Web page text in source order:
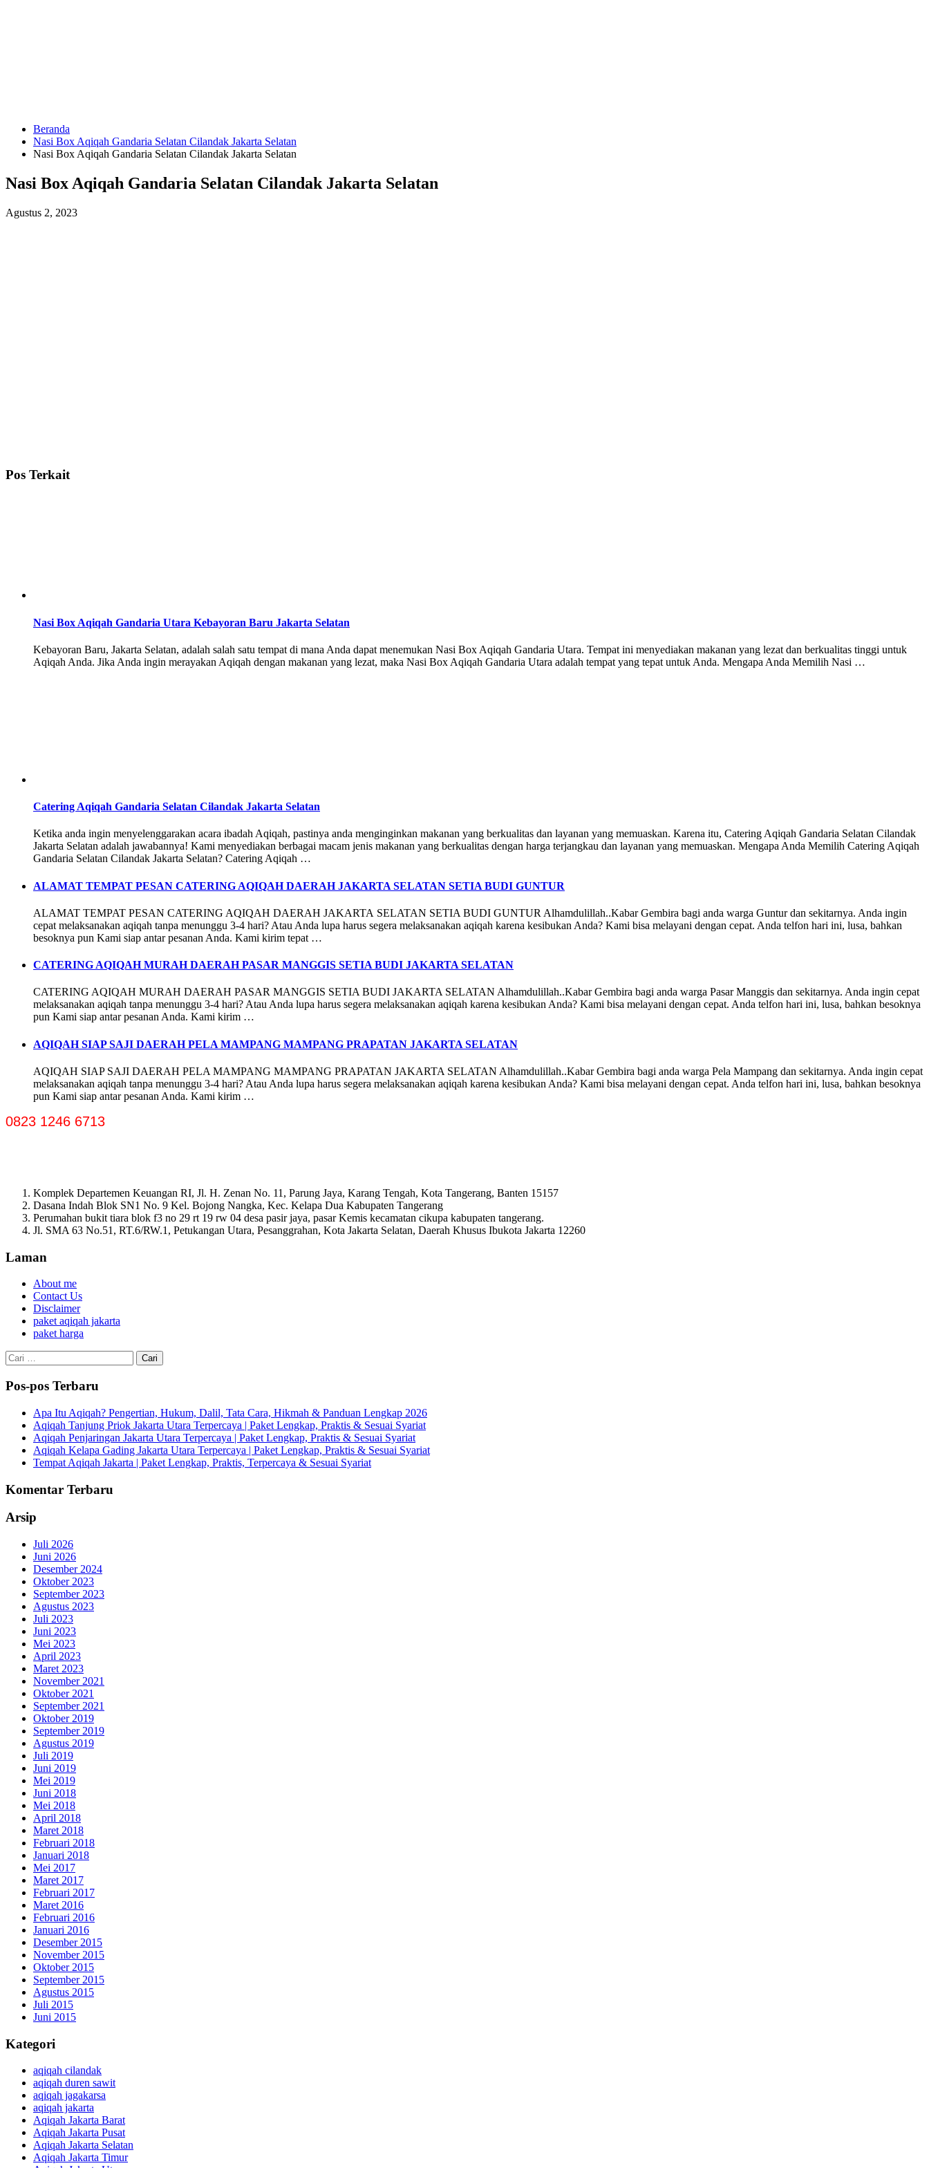
HUBUNGI
KAMI
Beranda
Nasi Box Aqiqah Gandaria Selatan Cilandak Jakarta Selatan
Nasi Box Aqiqah Gandaria Selatan Cilandak Jakarta Selatan
Nasi Box Aqiqah Gandaria Selatan Cilandak Jakarta Selatan
Agustus 2, 2023
Pos Terkait
Nasi Box Aqiqah Gandaria Utara Kebayoran Baru Jakarta Selatan
Kebayoran Baru, Jakarta Selatan, adalah salah satu tempat di mana Anda dapat menemukan Nasi Box Aqiqah Gandaria Utara. Tempat ini menyediakan makanan yang lezat dan berkualitas tinggi untuk
Aqiqah Anda. Jika Anda ingin merayakan Aqiqah dengan makanan yang lezat, maka Nasi Box Aqiqah Gandaria Utara adalah tempat yang tepat untuk Anda. Mengapa Anda Memilih Nasi …
Catering Aqiqah Gandaria Selatan Cilandak Jakarta Selatan
Ketika anda ingin menyelenggarakan acara ibadah Aqiqah, pastinya anda menginginkan makanan yang berkualitas dan layanan yang memuaskan. Karena itu, Catering Aqiqah Gandaria Selatan Cilandak
Jakarta Selatan adalah jawabannya! Kami menyediakan berbagai macam jenis makanan yang berkualitas dengan harga terjangkau dan layanan yang memuaskan. Mengapa Anda Memilih Catering Aqiqah
Gandaria Selatan Cilandak Jakarta Selatan? Catering Aqiqah …
ALAMAT TEMPAT PESAN CATERING AQIQAH DAERAH JAKARTA SELATAN SETIA BUDI GUNTUR
ALAMAT TEMPAT PESAN CATERING AQIQAH DAERAH JAKARTA SELATAN SETIA BUDI GUNTUR Alhamdulillah..Kabar Gembira bagi anda warga Guntur dan sekitarnya. Anda ingin
cepat melaksanakan aqiqah tanpa menunggu 3-4 hari? Atau Anda lupa harus segera melaksanakan aqiqah karena kesibukan Anda? Kami bisa melayani dengan cepat. Anda telfon hari ini, lusa, bahkan
besoknya pun Kami siap antar pesanan Anda. Kami kirim tepat …
CATERING AQIQAH MURAH DAERAH PASAR MANGGIS SETIA BUDI JAKARTA SELATAN
CATERING AQIQAH MURAH DAERAH PASAR MANGGIS SETIA BUDI JAKARTA SELATAN Alhamdulillah..Kabar Gembira bagi anda warga Pasar Manggis dan sekitarnya. Anda ingin cepat
melaksanakan aqiqah tanpa menunggu 3-4 hari? Atau Anda lupa harus segera melaksanakan aqiqah karena kesibukan Anda? Kami bisa melayani dengan cepat. Anda telfon hari ini, lusa, bahkan besoknya
pun Kami siap antar pesanan Anda. Kami kirim …
AQIQAH SIAP SAJI DAERAH PELA MAMPANG MAMPANG PRAPATAN JAKARTA SELATAN
AQIQAH SIAP SAJI DAERAH PELA MAMPANG MAMPANG PRAPATAN JAKARTA SELATAN Alhamdulillah..Kabar Gembira bagi anda warga Pela Mampang dan sekitarnya. Anda ingin cepat
melaksanakan aqiqah tanpa menunggu 3-4 hari? Atau Anda lupa harus segera melaksanakan aqiqah karena kesibukan Anda? Kami bisa melayani dengan cepat. Anda telfon hari ini, lusa, bahkan besoknya
pun Kami siap antar pesanan Anda. Kami kirim …
0823 1246 6713
Komplek Departemen Keuangan RI, Jl. H. Zenan No. 11, Parung Jaya, Karang Tengah, Kota Tangerang, Banten 15157
Dasana Indah Blok SN1 No. 9 Kel. Bojong Nangka, Kec. Kelapa Dua Kabupaten Tangerang
Perumahan bukit tiara blok f3 no 29 rt 19 rw 04 desa pasir jaya, pasar Kemis kecamatan cikupa kabupaten tangerang.
Jl. SMA 63 No.51, RT.6/RW.1, Petukangan Utara, Pesanggrahan, Kota Jakarta Selatan, Daerah Khusus Ibukota Jakarta 12260
Laman
About me
Contact Us
Disclaimer
paket aqiqah jakarta
paket harga
Cari
untuk:
Pos-pos Terbaru
Apa Itu Aqiqah? Pengertian, Hukum, Dalil, Tata Cara, Hikmah & Panduan Lengkap 2026
Aqiqah Tanjung Priok Jakarta Utara Terpercaya | Paket Lengkap, Praktis & Sesuai Syariat
Aqiqah Penjaringan Jakarta Utara Terpercaya | Paket Lengkap, Praktis & Sesuai Syariat
Aqiqah Kelapa Gading Jakarta Utara Terpercaya | Paket Lengkap, Praktis & Sesuai Syariat
Tempat Aqiqah Jakarta | Paket Lengkap, Praktis, Terpercaya & Sesuai Syariat
Komentar Terbaru
Arsip
Juli 2026
Juni 2026
Desember 2024
Oktober 2023
September 2023
Agustus 2023
Juli 2023
Juni 2023
Mei 2023
April 2023
Maret 2023
November 2021
Oktober 2021
September 2021
Oktober 2019
September 2019
Agustus 2019
Juli 2019
Juni 2019
Mei 2019
Juni 2018
Mei 2018
April 2018
Maret 2018
Februari 2018
Januari 2018
Mei 2017
Maret 2017
Februari 2017
Maret 2016
Februari 2016
Januari 2016
Desember 2015
November 2015
Oktober 2015
September 2015
Agustus 2015
Juli 2015
Juni 2015
Kategori
aqiqah cilandak
aqiqah duren sawit
aqiqah jagakarsa
aqiqah jakarta
Aqiqah Jakarta Barat
Aqiqah Jakarta Pusat
Aqiqah Jakarta Selatan
Aqiqah Jakarta Timur